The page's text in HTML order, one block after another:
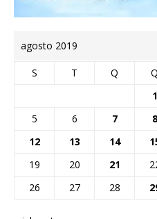
agosto 2019
S T Q Q
1
5
6 7 8
12
13 14
19
20 21
26
27 28